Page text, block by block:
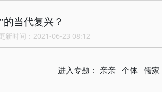
的当代复兴？
新时间：2021-06-23 08:12
进入专题： 亲亲 个体 儒家